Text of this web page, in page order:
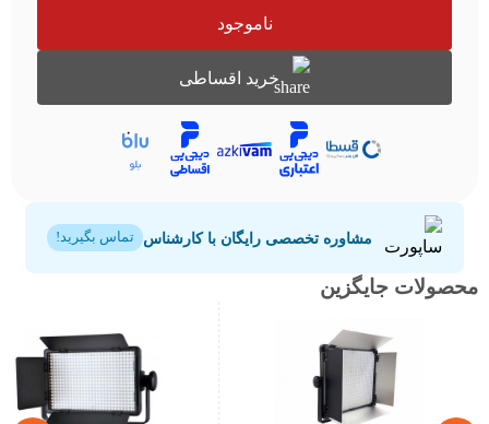
ناموجود
خرید اقساطی
مشاوره تخصصی رایگان با کارشناس تماس بگیرید!
محصولات جایگزین